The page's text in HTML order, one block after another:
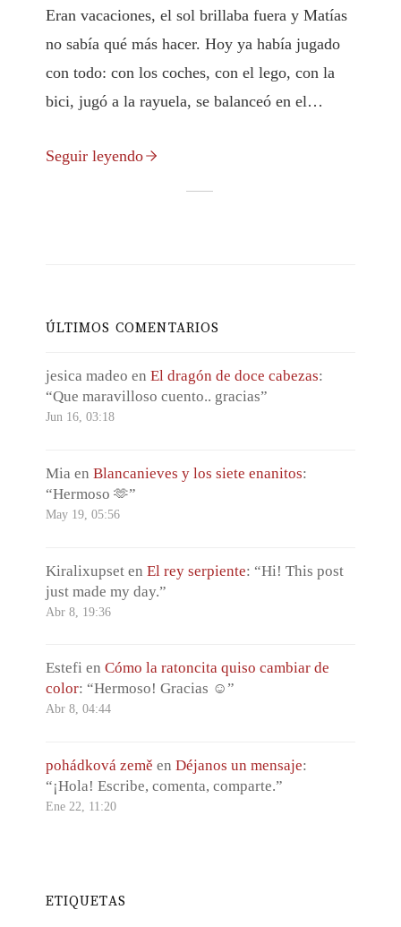
Eran vacaciones, el sol brillaba fuera y Matías
no sabía qué más hacer. Hoy ya había jugado
con todo: con los coches, con el lego, con la
bici, jugó a la rayuela, se balanceó en el
encantaría jugar al memory con su mamá, pero
ella está preparando la comida. Luego jugará
Seguir leyendo
ÚLTIMOS COMENTARIOS
jesica madeo en El dragón de doce cabezas:
“Que maravilloso cuento.. gracias”
Jun 16, 03:18
Mia en Blancanieves y los siete enanitos:
“Hermoso 🫶”
May 19, 05:56
Kiralixupseten El rey serpiente: “Hi! This post
just made my day.”
Abr 8, 19:36
Estefien Cómo la ratoncita quiso cambiar de
color: “Hermoso! Gracias ☺️”
Abr 8, 04:44
pohádková země en Déjanos un mensaje:
“¡Hola! Escribe, comenta, comparte.”
Ene 22, 11:20
ETIQUETAS